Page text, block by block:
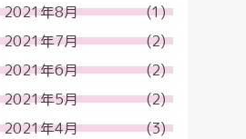
2021年8月
(1)
2021年7月
(2)
2021年6月
(2)
2021年5月
(2)
2021年4月
(3)